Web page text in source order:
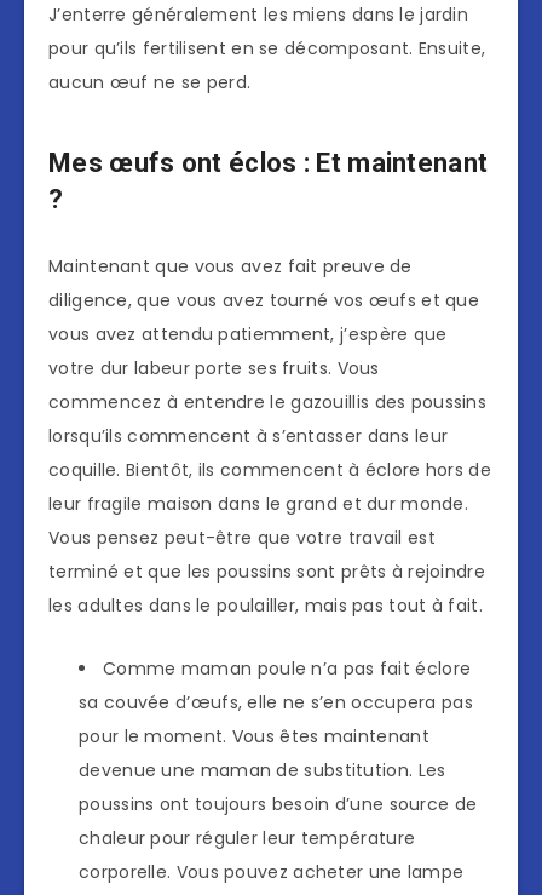
J’enterre généralement les miens dans le jardin
pour qu’ils fertilisent en se décomposant. Ensuite,
aucun œuf ne se perd.
Mes œufs ont éclos : Et maintenant
?
Maintenant que vous avez fait preuve de
diligence, que vous avez tourné vos œufs et que
vous avez attendu patiemment, j’espère que
votre dur labeur porte ses fruits. Vous
commencez à entendre le gazouillis des poussins
lorsqu’ils commencent à s’entasser dans leur
coquille. Bientôt, ils commencent à éclore hors de
leur fragile maison dans le grand et dur monde.
Vous pensez peut-être que votre travail est
terminé et que les poussins sont prêts à rejoindre
les adultes dans le poulailler, mais pas tout à fait.
Comme maman poule n’a pas fait éclore
sa couvée d’œufs, elle ne s’en occupera pas
pour le moment. Vous êtes maintenant
devenue une maman de substitution. Les
poussins ont toujours besoin d’une source de
chaleur pour réguler leur température
corporelle. Vous pouvez acheter une lampe